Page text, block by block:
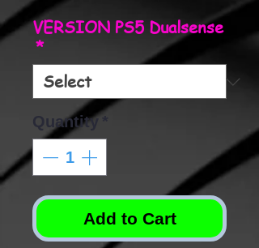
VERSION PS5 Dualsense
*
Quantity
Add to Cart